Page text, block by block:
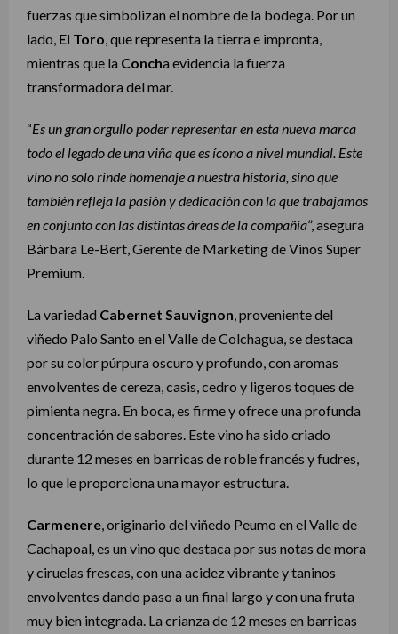
fuerzas que simbolizan el nombre de la bodega. Por un
lado, El Toro , que representa la tierra e impronta,
mientras que la Concha evidencia la fuerza
transformadora del mar.
“Es un gran orgullo poder representar en esta nueva marca
todo el legado de una viña que es ícono a nivel mundial. Este
vino no solo rinde homenaje a nuestra historia, sino que
también refleja la pasión y dedicación con la que trabajamos
en conjunto con las distintas áreas de la compañía”, asegura
Bárbara Le-Bert, Gerente de Marketing de Vinos Super
Premium.
La variedad Cabernet Sauvignon , proveniente del
viñedo Palo Santo en el Valle de Colchagua, se destaca
por su color púrpura oscuro y profundo, con aromas
envolventes de cereza, casis, cedro y ligeros toques de
pimienta negra. En boca, es firme y ofrece una profunda
concentración de sabores. Este vino ha sido criado
durante 12 meses en barricas de roble francés y fudres,
lo que le proporciona una mayor estructura.
Carmenere , originario del viñedo Peumo en el Valle de
Cachapoal, es un vino que destaca por sus notas de mora
y ciruelas frescas, con una acidez vibrante y taninos
envolventes dando paso a un final largo y con una fruta
muy bien integrada. La crianza de 12 meses en barricas